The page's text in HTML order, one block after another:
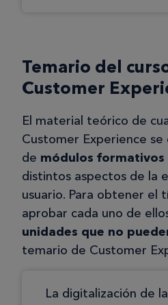
Temario del
Customer
El material teórico de
Customer Experience
de módulos formativos
distintos aspectos de la
usuario. Para obtener el
aprobar cada uno de
unidades que no
temario de Customer
La digitalización de